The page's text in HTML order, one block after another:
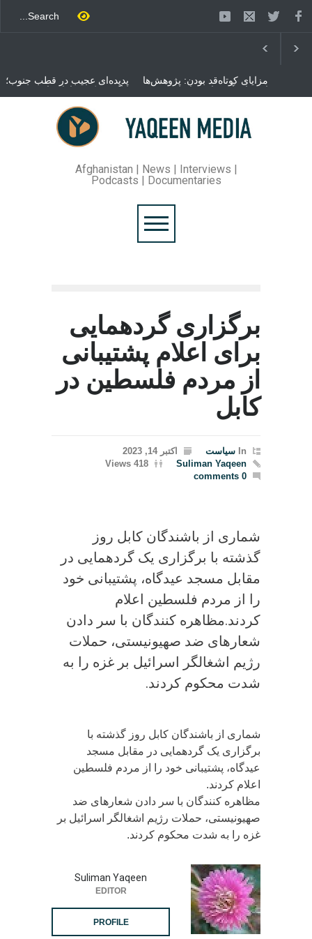
پدیده‌ای عجیب در قطب جنوب؛
پنگوئنی که هزاران بار در روز
می‌خوابد
مزایای کوتاه‌قد بودن: پژوهش‌ها
از فواید آن برای سلامتی
می‌گویند
محمدباقر قالیباف، رئیس
مجلس ایران، با انتقاد تند از
سیاست‌های دونالد ترمپ اعلام
کرد که واشنگتن تلاش دارد با
روند گفتگوها را از مسیر
مذاکره به سمت تسلیم سوق
دهد.
Afghanistan | News | Interviews |
Podcasts | Documentaries
برگزاری گردهمایی
برای اعلام پشتیبانی
از مردم فلسطین در
کابل
In سیاست
اکتبر 14, 2023
Suliman Yaqeen
418 Views
0 comments
شماری از باشندگان کابل روز
گذشته با برگزاری یک گردهمایی در
مقابل مسجد عیدگاه، پشتیبانی خود
را از مردم فلسطین اعلام
کردند.مظاهره کنندگان با سر دادن
شعارهای ضد صهیونیستی، حملات
رژیم اشغالگر اسرائیل بر غزه را به
شدت محکوم کردند.
شماری از باشندگان کابل روز گذشته با
برگزاری یک گردهمایی در مقابل مسجد
عیدگاه، پشتیبانی خود را از مردم فلسطین
اعلام کردند.
مظاهره کنندگان با سر دادن شعارهای ضد
صهیونیستی، حملات رژیم اشغالگر اسرائیل بر
غزه را به شدت محکوم کردند.
Suliman Yaqeen
EDITOR
PROFILE